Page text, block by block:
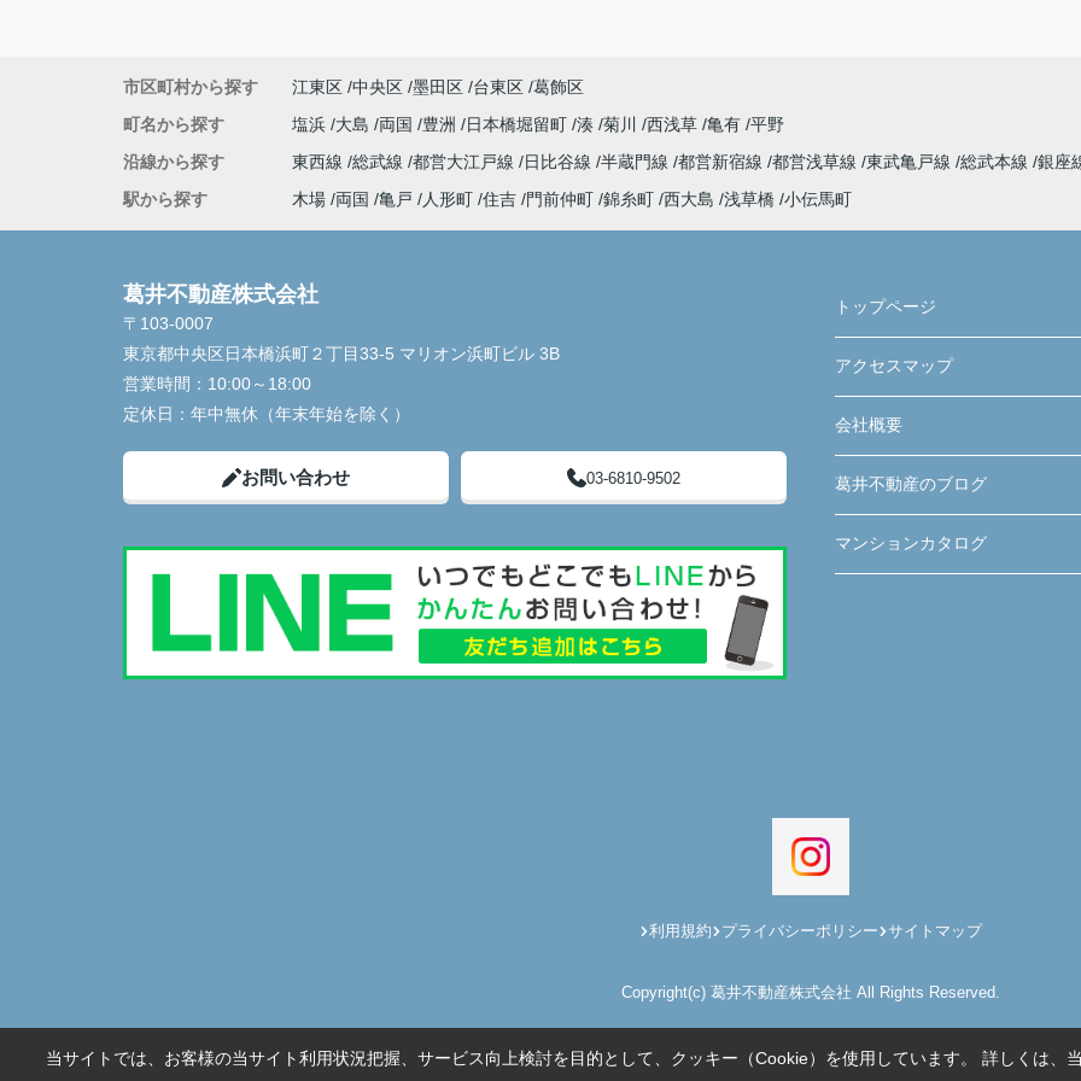
市区町村から探す 江東区 中央区 墨田区 台東区 葛飾区
町名から探す
塩浜 大島 両国 豊洲 日本橋堀留町 湊 菊川 西浅草 亀有 平野
沿線から探す
東西線 総武線 都営大江戸線 日比谷線 半蔵門線 都営新宿線 都営浅草線 東武亀戸線 総武本線 銀座
駅から探す
木場 両国 亀戸 人形町 住吉 門前仲町 錦糸町 西大島 浅草橋 小伝馬町
葛井不動産株式会社
〒103-0007
東京都中央区日本橋浜町２丁目33-5 マリオン浜町ビル 3B
営業時間： 10:00～18:00
定休日： 年中無休（年末年始を除く）
お問い合わせ 03-6810-9502
トップページ
アクセスマップ
会社概要
葛井不動産のブログ
マンションカタログ
利用規約 プライバシーポリシー サイトマップ
Copyright(c) 葛井不動産株式会社 All Rights Reserved.
当サイトでは、お客様の当サイト利用状況把握、サービス向上検討を目的として、クッキー（Cookie）を使用しています。 詳しくは、